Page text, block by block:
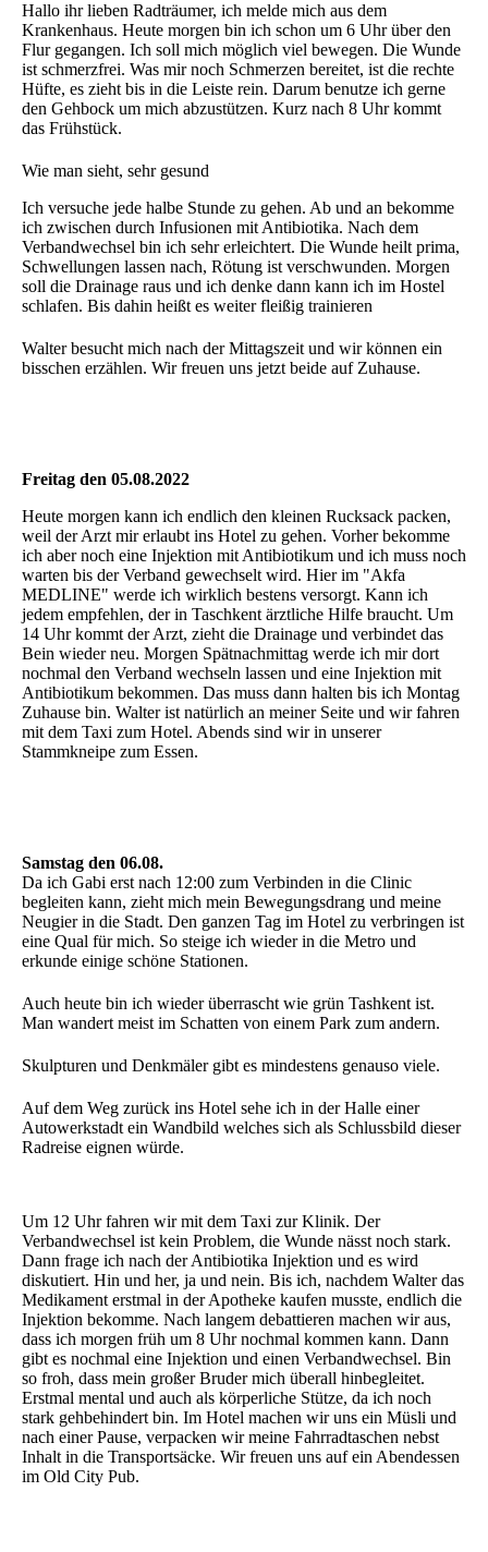
Hallo ihr lieben Radträumer, ich melde mich aus dem
Krankenhaus. Heute morgen bin ich schon um 6 Uhr über den
Flur gegangen. Ich soll mich möglich viel bewegen. Die Wunde
ist schmerzfrei. Was mir noch Schmerzen bereitet, ist die rechte
Hüfte, es zieht bis in die Leiste rein. Darum benutze ich gerne
den Gehbock um mich abzustützen. Kurz nach 8 Uhr kommt
das Frühstück.
Wie man sieht, sehr gesund
Ich versuche jede halbe Stunde zu gehen. Ab und an bekomme
ich zwischen durch Infusionen mit Antibiotika. Nach dem
Verbandwechsel bin ich sehr erleichtert. Die Wunde heilt prima,
Schwellungen lassen nach, Rötung ist verschwunden. Morgen
soll die Drainage raus und ich denke dann kann ich im Hostel
schlafen. Bis dahin heißt es weiter fleißig trainieren
Walter besucht mich nach der Mittagszeit und wir können ein
bisschen erzählen. Wir freuen uns jetzt beide auf Zuhause.
Freitag den 05.08.2022
Heute morgen kann ich endlich den kleinen Rucksack packen,
weil der Arzt mir erlaubt ins Hotel zu gehen. Vorher bekomme
ich aber noch eine Injektion mit Antibiotikum und ich muss noch
warten bis der Verband gewechselt wird. Hier im "Akfa
MEDLINE" werde ich wirklich bestens versorgt. Kann ich
jedem empfehlen, der in Taschkent ärztliche Hilfe braucht. Um
14 Uhr kommt der Arzt, zieht die Drainage und verbindet das
Bein wieder neu. Morgen Spätnachmittag werde ich mir dort
nochmal den Verband wechseln lassen und eine Injektion mit
Antibiotikum bekommen. Das muss dann halten bis ich Montag
Zuhause bin. Walter ist natürlich an meiner Seite und wir fahren
mit dem Taxi zum Hotel. Abends sind wir in unserer
Stammkneipe zum Essen.
Samstag den 06.08.
Da ich Gabi erst nach 12:00 zum Verbinden in die Clinic
begleiten kann, zieht mich mein Bewegungsdrang und meine
Neugier in die Stadt. Den ganzen Tag im Hotel zu verbringen ist
eine Qual für mich. So steige ich wieder in die Metro und
erkunde einige schöne Stationen.
Auch heute bin ich wieder überrascht wie grün Tashkent ist.
Man wandert meist im Schatten von einem Park zum andern.
Skulpturen und Denkmäler gibt es mindestens genauso viele.
Auf dem Weg zurück ins Hotel sehe ich in der Halle einer
Autowerkstadt ein Wandbild welches sich als Schlussbild dieser
Radreise eignen würde.
Um 12 Uhr fahren wir mit dem Taxi zur Klinik. Der
Verbandwechsel ist kein Problem, die Wunde nässt noch stark.
Dann frage ich nach der Antibiotika Injektion und es wird
diskutiert. Hin und her, ja und nein. Bis ich, nachdem Walter das
Medikament erstmal in der Apotheke kaufen musste, endlich die
Injektion bekomme. Nach langem debattieren machen wir aus,
dass ich morgen früh um 8 Uhr nochmal kommen kann. Dann
gibt es nochmal eine Injektion und einen Verbandwechsel. Bin
so froh, dass mein großer Bruder mich überall hinbegleitet.
Erstmal mental und auch als körperliche Stütze, da ich noch
stark gehbehindert bin. Im Hotel machen wir uns ein Müsli und
nach einer Pause, verpacken wir meine Fahrradtaschen nebst
Inhalt in die Transportsäcke. Wir freuen uns auf ein Abendessen
im Old City Pub.